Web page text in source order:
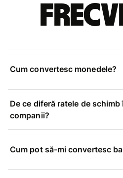
Cum convertesc monedele?
De ce diferă ratele de schimb
companii?
Cum pot să-mi convertesc